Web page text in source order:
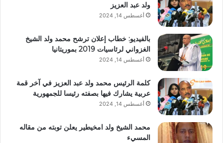
ولد عبد العزيز
أغسطس 14, 2024
بالفيديو: خطاب إعلان ترشح محمد ولد الشيخ
الغزواني لرئاسيات 2019 بموريتانيا
أغسطس 14, 2024
كلمة الرئيس محمد ولد عبد العزيز في آخر قمة
عربية يشارك فيها بصفته رئيسا للجمهورية
أغسطس 14, 2024
محمد الشيخ ولد امخيطير يعلن توبته من مقاله
المسيء